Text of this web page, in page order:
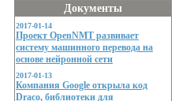
Документы
2017-01-14
Проект OpenNMT развивает
систему машинного перевода на
основе нейронной сети
2017-01-13
Компания Google открыла код
Draco, библиотеки для